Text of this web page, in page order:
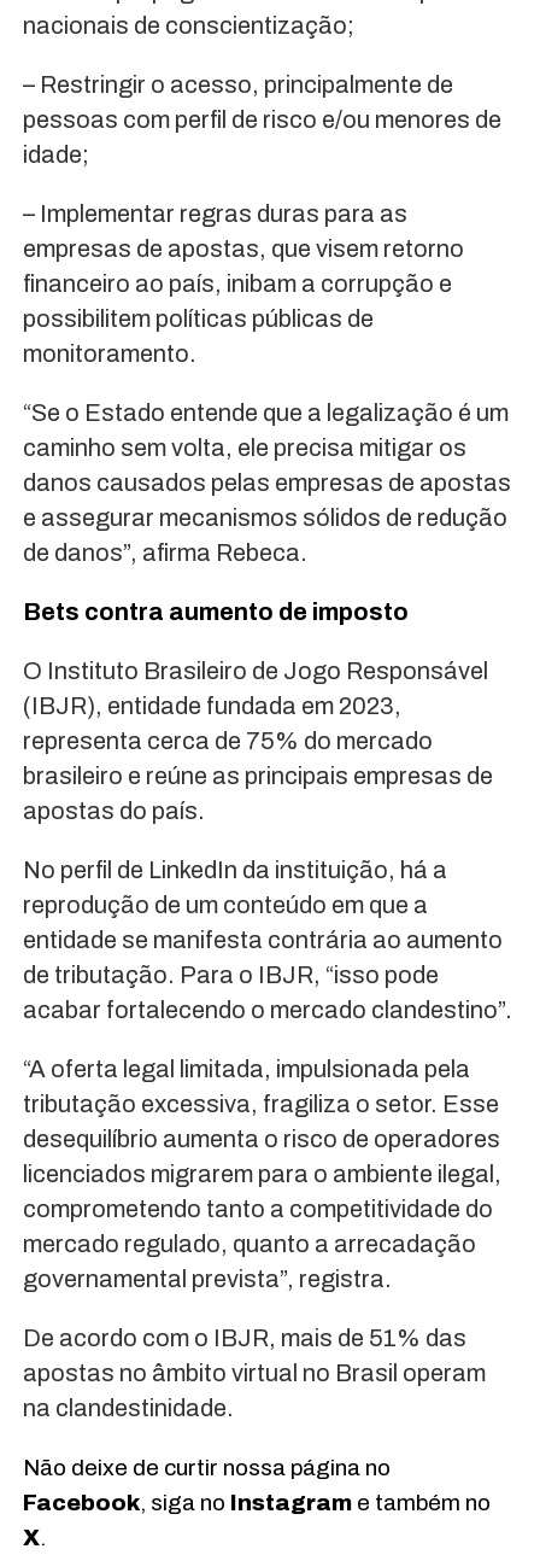
nacionais de conscientização;
– Restringir o acesso, principalmente de
pessoas com perfil de risco e/ou menores de
idade;
– Implementar regras duras para as
empresas de apostas, que visem retorno
financeiro ao país, inibam a corrupção e
possibilitem políticas públicas de
monitoramento.
“Se o Estado entende que a legalização é um
caminho sem volta, ele precisa mitigar os
danos causados pelas empresas de apostas
e assegurar mecanismos sólidos de redução
de danos”, afirma Rebeca.
Bets contra aumento de imposto
O Instituto Brasileiro de Jogo Responsável
(IBJR), entidade fundada em 2023,
representa cerca de 75% do mercado
brasileiro e reúne as principais empresas de
apostas do país.
No perfil de LinkedIn da instituição, há a
reprodução de um conteúdo em que a
entidade se manifesta contrária ao aumento
de tributação. Para o IBJR, “isso pode
acabar fortalecendo o mercado clandestino”.
“A oferta legal limitada, impulsionada pela
tributação excessiva, fragiliza o setor. Esse
desequilíbrio aumenta o risco de operadores
licenciados migrarem para o ambiente ilegal,
comprometendo tanto a competitividade do
mercado regulado, quanto a arrecadação
governamental prevista”, registra.
De acordo com o IBJR, mais de 51% das
apostas no âmbito virtual no Brasil operam
na clandestinidade.
Não deixe de curtir nossa página no
Facebook, siga no Instagrame também no
X.